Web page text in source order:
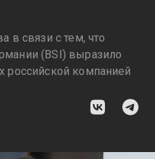
в связи с тем, что
(BSI) выразило
российской компанией